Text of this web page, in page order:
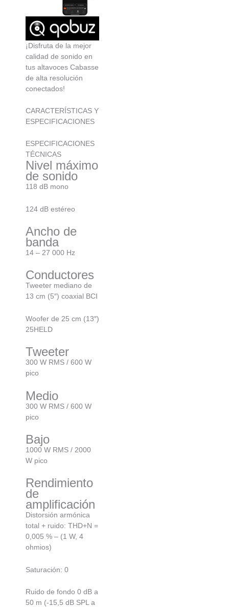
¡Disfruta de la mejor
calidad de sonido en
tus altavoces Cabasse
de alta resolución
conectados!
CARACTERÍSTICAS Y
ESPECIFICACIONES
ESPECIFICACIONES
TÉCNICAS
Nivel máximo
de sonido
118 dB mono
124 dB estéreo
Ancho de
banda
14 – 27 000 Hz
Conductores
Tweeter mediano de
13 cm (5″) coaxial BCI
Woofer de 25 cm (13″)
25HELD
Tweeter
300 W RMS / 600 W
pico
Medio
300 W RMS / 600 W
pico
Bajo
1000 W RMS / 2000
W pico
Rendimiento
de
amplificación
Distorsión armónica
total + ruido: THD+N =
0,005 % – (1 W, 4
ohmios)
Saturación: 0
Ruido de fondo 0 dB a
50 m (-15,5 dB SPL a